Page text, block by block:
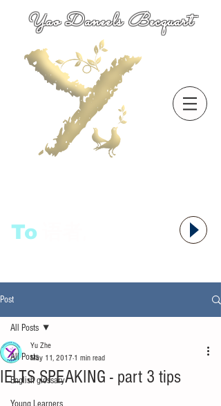
Yao Daneels Becquart
To
Post
All Posts
English glossary
All Posts
IELTS SPEAKING - part 3 tips
Yu Zhe
May 11, 2017 1 min read